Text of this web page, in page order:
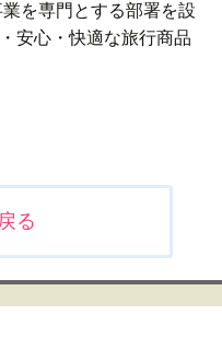
を専門とする部署を設
安心・快適な旅行商品
る